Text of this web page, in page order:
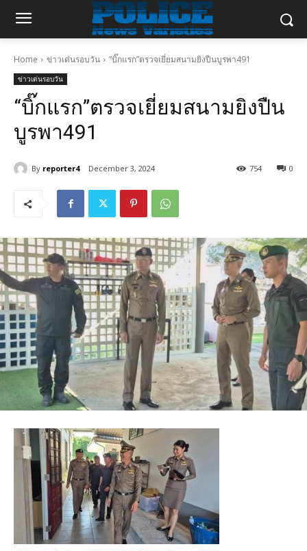
Home ข่าวเด่นรอบวัน “บิ๊กแรก”ตรวจเยี่ยมสนามยิงปืนบูรพา491
ข่าวเด่นรอบวัน
“บิ๊กแรก”ตรวจเยี่ยมสนามยิงปืน
บูรพา491
By reporter4 December 3, 2024 0
754